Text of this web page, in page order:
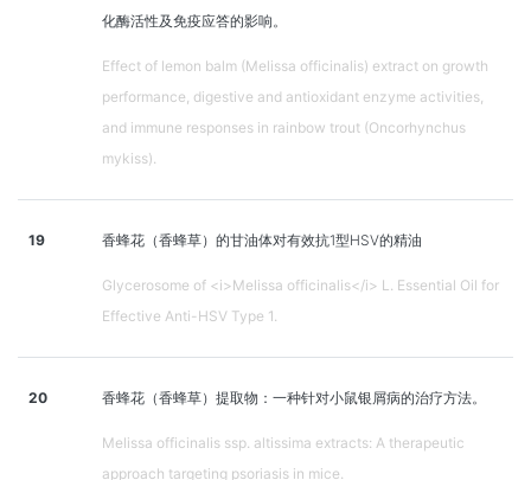
化酶活性及免疫应答的影响。
Effect of lemon balm (Melissa officinalis) extract on growth
performance, digestive and antioxidant enzyme activities,
and immune responses in rainbow trout (Oncorhynchus
mykiss).
19 香蜂花（香蜂草）的甘油体对有效抗1型HSV的精油
Glycerosome of <i>Melissa officinalis</i> L. Essential Oil for
Effective Anti-HSV Type 1.
20 香蜂花（香蜂草）提取物：一种针对小鼠银屑病的治疗方法。
Melissa officinalis ssp. altissima extracts: A therapeutic
approach targeting psoriasis in mice.